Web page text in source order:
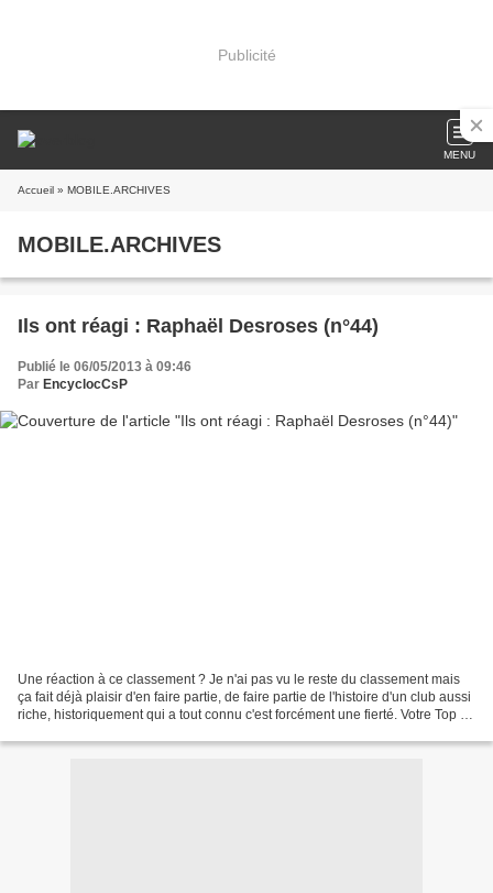
Publicité
MENU
Accueil » MOBILE.ARCHIVES
MOBILE.ARCHIVES
Ils ont réagi : Raphaël Desroses (n°44)
Publié le 06/05/2013 à 09:46
Par EncyclocCsP
Une réaction à ce classement ? Je n'ai pas vu le reste du classement mais
ça fait déjà plaisir d'en faire partie, de faire partie de l'histoire d'un club aussi
riche, historiquement qui a tout connu c'est forcément une fierté. Votre Top 3